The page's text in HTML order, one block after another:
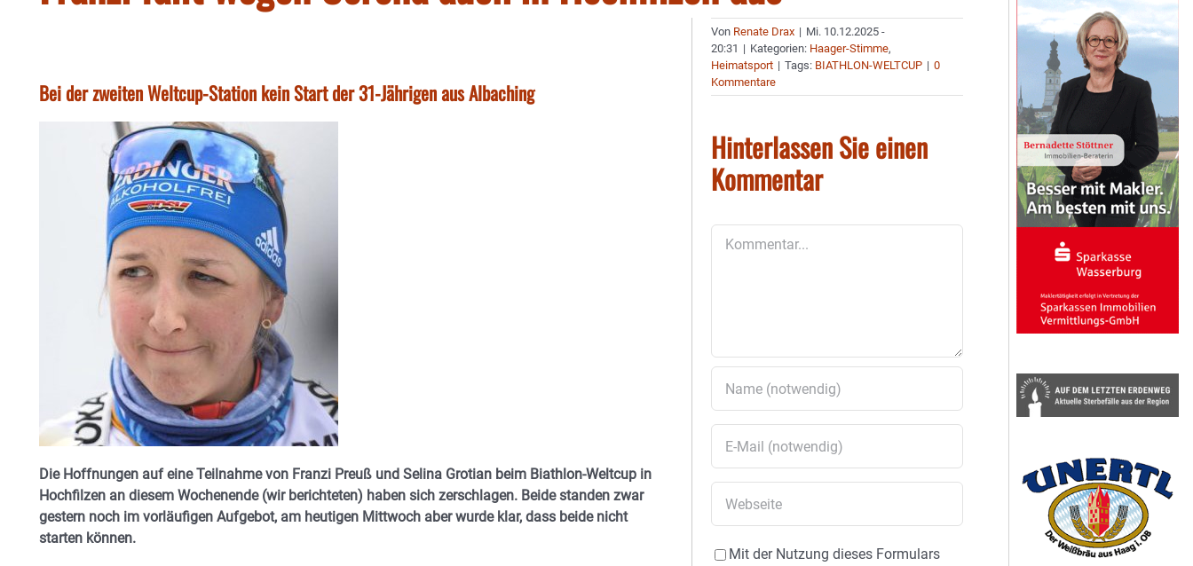
Bei der zweiten Weltcup-Station kein Start der 31-Jährigen aus Albaching
Die Hoffnungen auf eine Teilnahme von Franzi Preuß und Selina Grotian beim Biathlon-Weltcup in
Hochfilzen an diesem Wochenende (wir berichteten) haben sich zerschlagen. Beide standen zwar
gestern noch im vorläufigen Aufgebot, am heutigen Mittwoch aber wurde klar, dass beide nicht
starten können.
Von Renate Drax | Mi. 10.12.2025 -
20:31 | Kategorien: Haager-Stimme,
Heimatsport | Tags: BIATHLON-WELTCUP | 0
Kommentare
Hinterlassen Sie einen
Kommentar
Mit der Nutzung dieses Formulars